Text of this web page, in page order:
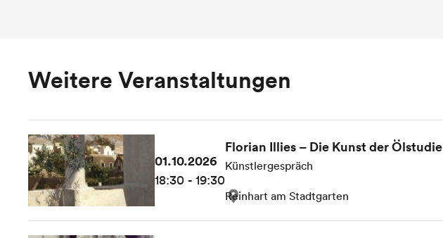
Weitere Veranstaltungen
01.10.2026
18:30 - 19:30
Florian Illies – Die Kunst der Ölstudie
Künstlergespräch
Reinhart am Stadtgarten